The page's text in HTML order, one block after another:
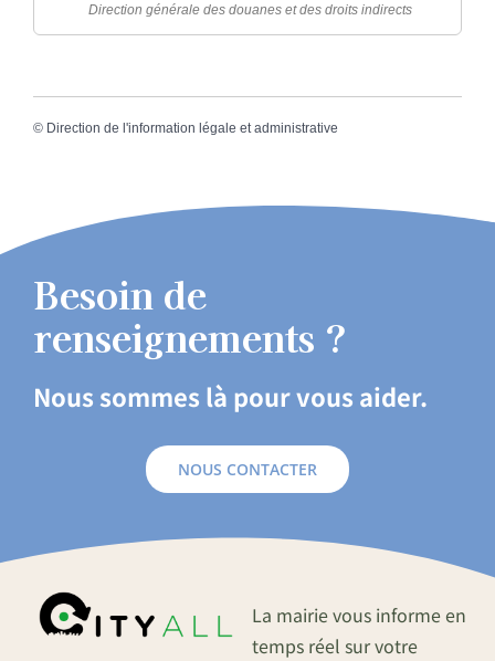
Direction générale des douanes et des droits indirects
© Direction de l'information légale et administrative
Besoin de
renseignements ?
Nous sommes là pour vous aider.
NOUS CONTACTER
La mairie vous informe en
temps réel sur votre